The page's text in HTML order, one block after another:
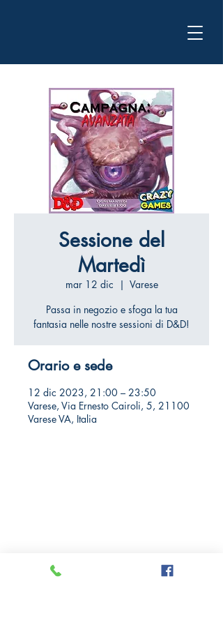
Sessione del
Martedì
mar 12 dic
  |
Varese
Passa in negozio e sfoga la tua
fantasia nelle nostre sessioni di D&D!
Orario e sede
12 dic 2023, 21:00 – 23:50
Varese, Via Ernesto Cairoli, 5, 21100
Varese VA, Italia
Privacy Policy